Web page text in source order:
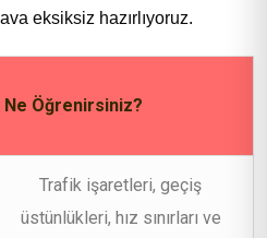
eksiksiz hazırlıyoruz.
Ne Öğrenirsiniz?
Trafik işaretleri, geçiş
üstünlükleri, hız sınırları ve